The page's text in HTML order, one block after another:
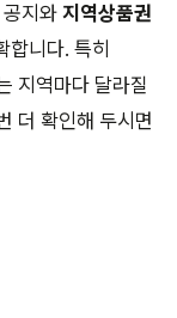
지와 지역상품권
합니다. 특히
지역마다 달라질
더 확인해 두시면